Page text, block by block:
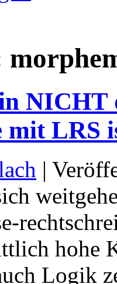
NICHT
mit LRS
|
hohe
Logik